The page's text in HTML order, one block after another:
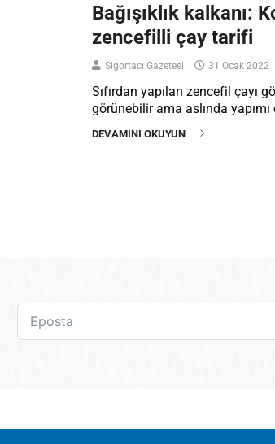
Bağışıklık kalkanı:
zencefilli çay tarifi
Sigortacı Gazetesi 31 Ocak 2022
Sıfırdan yapılan zencefil çayı
görünebilir ama aslında
DEVAMINI OKUYUN